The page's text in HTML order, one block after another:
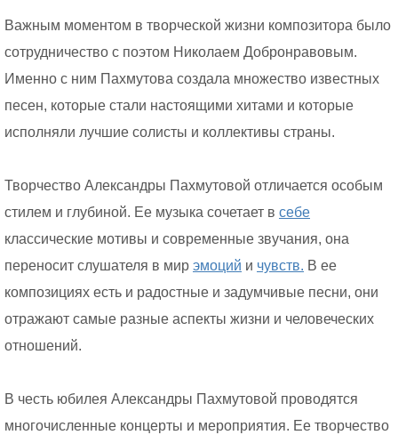
Важным моментом в творческой жизни композитора было
сотрудничество с поэтом Николаем Добронравовым.
Именно с ним Пахмутова создала множество известных
песен, которые стали настоящими хитами и которые
исполняли лучшие солисты и коллективы страны.
Творчество Александры Пахмутовой отличается особым
стилем и глубиной. Ее музыка сочетает в себе
классические мотивы и современные звучания, она
переносит слушателя в мир эмоций и чувств. В ее
композициях есть и радостные и задумчивые песни, они
отражают самые разные аспекты жизни и человеческих
отношений.
В честь юбилея Александры Пахмутовой проводятся
многочисленные концерты и мероприятия. Ее творчество